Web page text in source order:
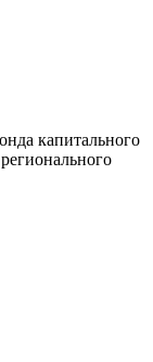
капитального